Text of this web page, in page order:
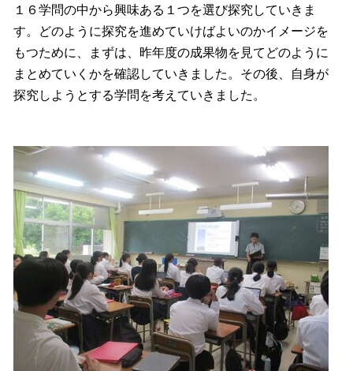
１６学問の中から興味ある１つを選び探究していきま
す。どのように探究を進めていけばよいのかイメージを
もつために、まずは、昨年度の成果物を見てどのように
まとめていくかを確認していきました。その後、自身が
探究しようとする学問を考えていきました。